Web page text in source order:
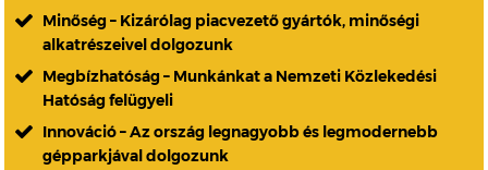
Minőség – Kizárólag piacvezető gyártók, minőségi
alkatrészeivel dolgozunk
Megbízhatóság – Munkánkat a Nemzeti Közlekedési
Hatóság felügyeli
Innováció – Az ország legnagyobb és legmodernebb
gépparkjával dolgozunk